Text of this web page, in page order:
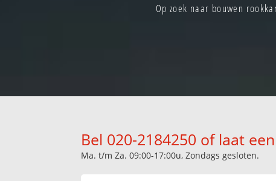
Op zoek naar bouwen
Bel 020-2184250 of laat
Ma. t/m Za. 09:00-17:00u, Zondags gesloten.